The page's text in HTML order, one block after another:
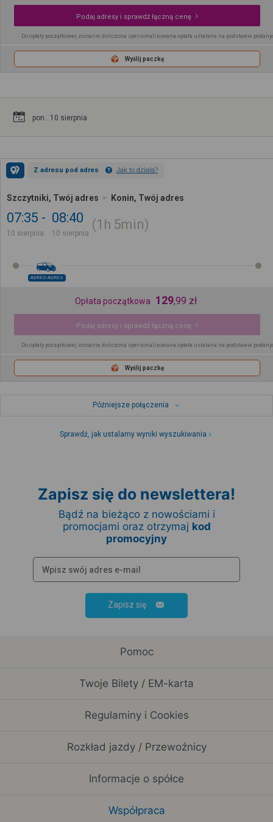
Podaj adresy i sprawdź łączną cenę
Do opłaty początkowej zostanie doliczona spersonalizowana opłata ustalana na podstawie
Wyślij paczkę
pon.. 10 sierpnia
Z adresu pod adres Jak to działa?
Szczytniki, Twój adres Konin, Twój adres
07:35
10 sierpnia
08:40
10 sierpnia
1h 5min
ADRES-ADRES
Opłata początkowa 129,99 zł
Podaj adresy i sprawdź łączną cenę
Do opłaty początkowej zostanie doliczona spersonalizowana opłata ustalana na podstawie
Wyślij paczkę
Późniejsze połączenia
Sprawdź, jak ustalamy wyniki wyszukiwania
Zapisz się do newslettera!
Bądź na bieżąco z nowościami i
promocjami oraz otrzymaj kod
promocyjny
Zapisz się
Pomoc
Twoje Bilety / EM-karta
Regulaminy i Cookies
Rozkład jazdy / Przewoźnicy
Informacje o spółce
Współpraca